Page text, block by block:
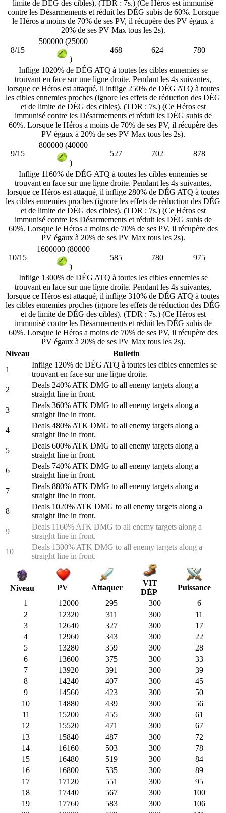
limite de DÉG des cibles). (TDR : 7s.) (Ce Héros est immunisé
contre les Désarmements et réduit les DÉG subis de 60%. Lorsque
le Héros a moins de 70% de ses PV, il récupère des PV égaux à
20% de ses PV Max tous les 2s).
8/15
500000 (25000
)
468 624 780
Inflige 1020% de DÉG ATQ à toutes les cibles ennemies se
trouvant en face sur une ligne droite. Pendant les 4s suivantes,
lorsque ce Héros est attaqué, il inflige 250% de DÉG ATQ à toutes
les cibles ennemies proches (ignore les effets de réduction des DÉG
et de limite de DÉG des cibles). (TDR : 7s.) (Ce Héros est
immunisé contre les Désarmements et réduit les DÉG subis de
60%. Lorsque le Héros a moins de 70% de ses PV, il récupère des
PV égaux à 20% de ses PV Max tous les 2s).
9/15
800000 (40000
)
527 702 878
Inflige 1160% de DÉG ATQ à toutes les cibles ennemies se
trouvant en face sur une ligne droite. Pendant les 4s suivantes,
lorsque ce Héros est attaqué, il inflige 280% de DÉG ATQ à toutes
les cibles ennemies proches (ignore les effets de réduction des DÉG
et de limite de DÉG des cibles). (TDR : 7s.) (Ce Héros est
immunisé contre les Désarmements et réduit les DÉG subis de
60%. Lorsque le Héros a moins de 70% de ses PV, il récupère des
PV égaux à 20% de ses PV Max tous les 2s).
10/15
1600000 (80000
)
585 780 975
Inflige 1300% de DÉG ATQ à toutes les cibles ennemies se
trouvant en face sur une ligne droite. Pendant les 4s suivantes,
lorsque ce Héros est attaqué, il inflige 310% de DÉG ATQ à toutes
les cibles ennemies proches (ignore les effets de réduction des DÉG
et de limite de DÉG des cibles). (TDR : 7s.) (Ce Héros est
immunisé contre les Désarmements et réduit les DÉG subis de
60%. Lorsque le Héros a moins de 70% de ses PV, il récupère des
PV égaux à 20% de ses PV Max tous les 2s).
Niveau
Bulletin
1
Inflige 120% de DÉG ATQ à toutes les cibles ennemies se
trouvant en face sur une ligne droite.
2
Deals 240% ATK DMG to all enemy targets along a
straight line in front.
3
Deals 360% ATK DMG to all enemy targets along a
straight line in front.
4
Deals 480% ATK DMG to all enemy targets along a
straight line in front.
5
Deals 600% ATK DMG to all enemy targets along a
straight line in front.
6
Deals 740% ATK DMG to all enemy targets along a
straight line in front.
7
Deals 880% ATK DMG to all enemy targets along a
straight line in front.
8
Deals 1020% ATK DMG to all enemy targets along a
straight line in front.
9
Deals 1160% ATK DMG to all enemy targets along a
straight line in front.
10
Deals 1300% ATK DMG to all enemy targets along a
straight line in front.
Niveau PV Attaquer
VIT
DÉP
Puissance
1
12000 295 300
6
2
12320 311 300
11
3
12640 327 300
17
4
12960 343 300
22
5
13280 359 300
28
6
13600 375 300
33
7
13920 391 300
39
8
14240 407 300
45
9
14560 423 300
50
10
14880 439 300
56
11
15200 455 300
61
12
15520 471 300
67
13
15840 487 300
72
14
16160 503 300
78
15
16480 519 300
84
16
16800 535 300
89
17
17120 551 300
95
18
17440 567 300
100
19
17760 583 300
106